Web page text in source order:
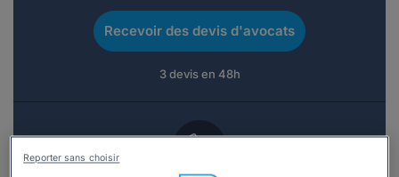
Recevoir des devis d'avocats
3 devis en 48h
Reporter sans choisir